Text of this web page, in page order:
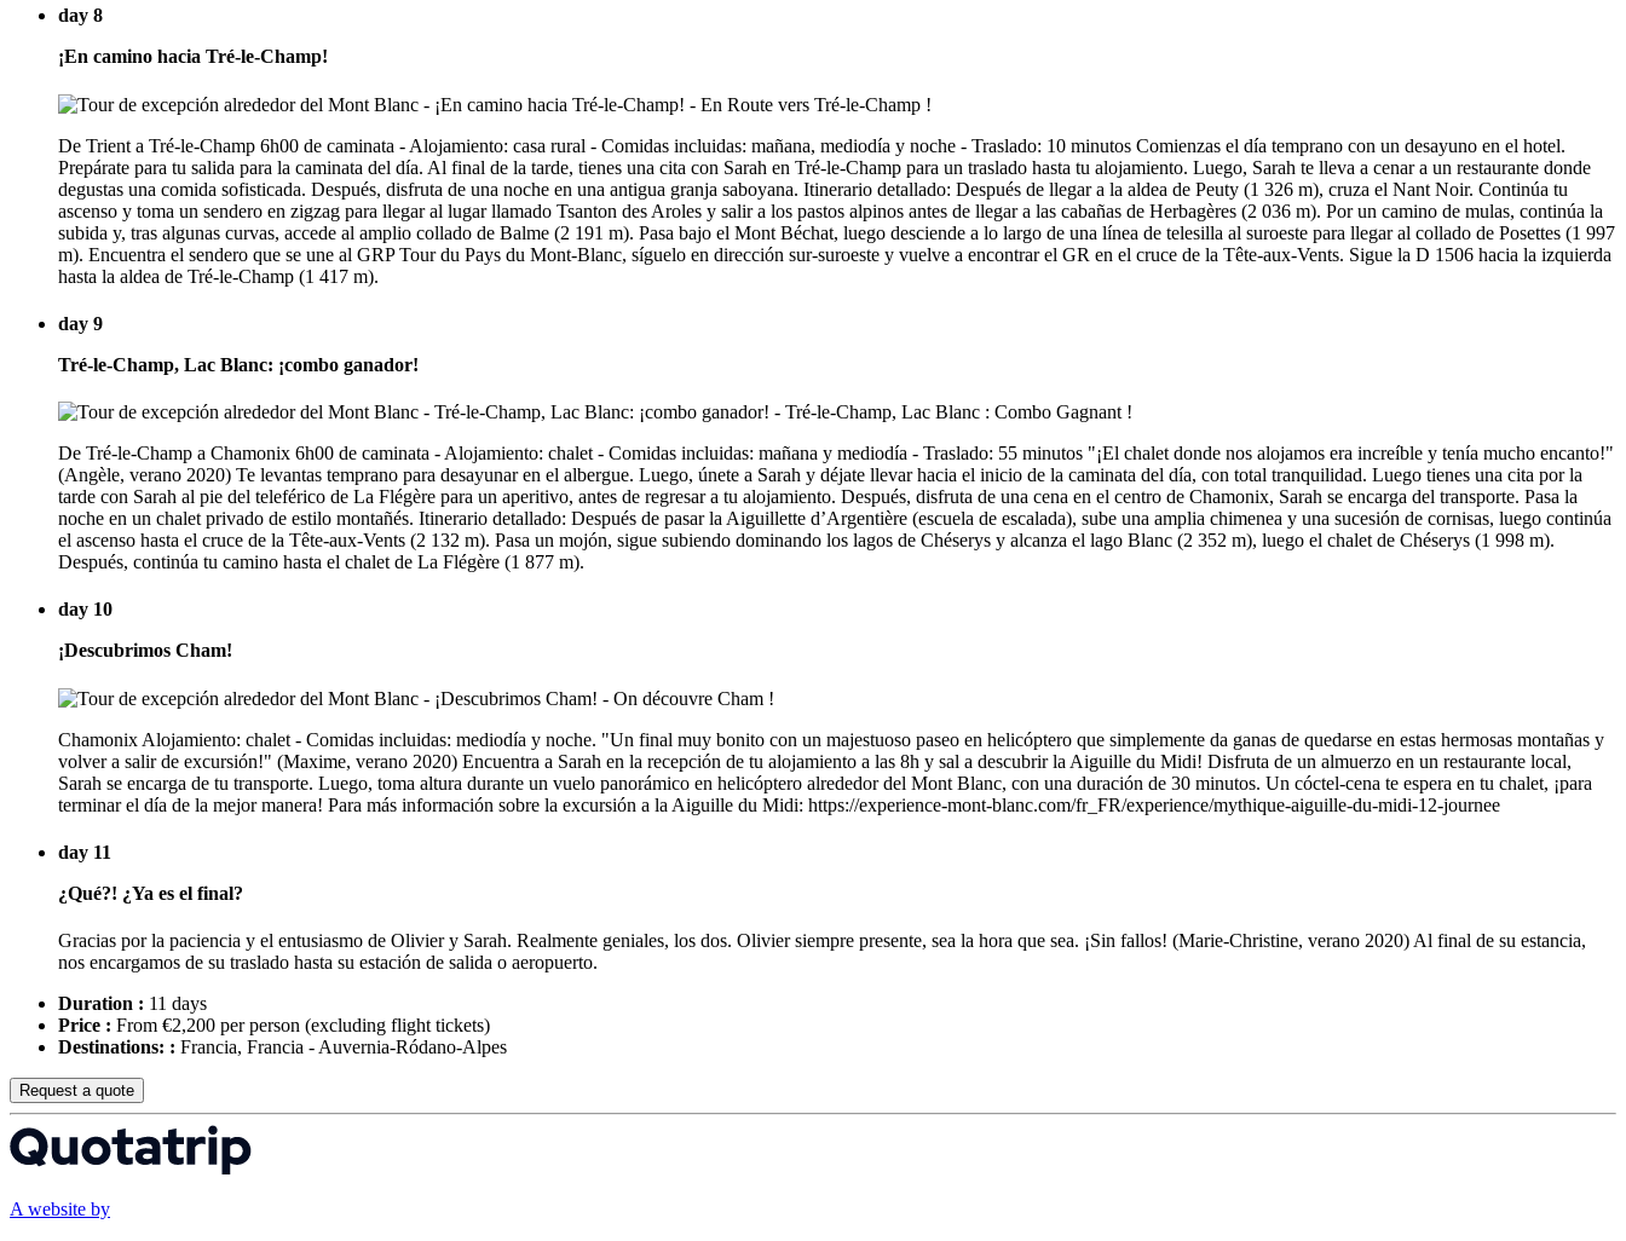
day 8
¡En camino hacia Tré-le-Champ!
De Trient a Tré-le-Champ 6h00 de caminata - Alojamiento: casa rural - Comidas incluidas: mañana, mediodía y noche - Traslado: 10 minutos Comienzas el día temprano con un desayuno en el hotel.
Prepárate para tu salida para la caminata del día. Al final de la tarde, tienes una cita con Sarah en Tré-le-Champ para un traslado hasta tu alojamiento. Luego, Sarah te lleva a cenar a un restaurante donde
degustas una comida sofisticada. Después, disfruta de una noche en una antigua granja saboyana. Itinerario detallado: Después de llegar a la aldea de Peuty (1 326 m), cruza el Nant Noir. Continúa tu
ascenso y toma un sendero en zigzag para llegar al lugar llamado Tsanton des Aroles y salir a los pastos alpinos antes de llegar a las cabañas de Herbagères (2 036 m). Por un camino de mulas, continúa la
subida y, tras algunas curvas, accede al amplio collado de Balme (2 191 m). Pasa bajo el Mont Béchat, luego desciende a lo largo de una línea de telesilla al suroeste para llegar al collado de Posettes (1 997
m). Encuentra el sendero que se une al GRP Tour du Pays du Mont-Blanc, síguelo en dirección sur-suroeste y vuelve a encontrar el GR en el cruce de la Tête-aux-Vents. Sigue la D 1506 hacia la izquierda
hasta la aldea de Tré-le-Champ (1 417 m).
day 9
Tré-le-Champ, Lac Blanc: ¡combo ganador!
De Tré-le-Champ a Chamonix 6h00 de caminata - Alojamiento: chalet - Comidas incluidas: mañana y mediodía - Traslado: 55 minutos "¡El chalet donde nos alojamos era increíble y tenía mucho encanto!"
(Angèle, verano 2020) Te levantas temprano para desayunar en el albergue. Luego, únete a Sarah y déjate llevar hacia el inicio de la caminata del día, con total tranquilidad. Luego tienes una cita por la
tarde con Sarah al pie del teleférico de La Flégère para un aperitivo, antes de regresar a tu alojamiento. Después, disfruta de una cena en el centro de Chamonix, Sarah se encarga del transporte. Pasa la
noche en un chalet privado de estilo montañés. Itinerario detallado: Después de pasar la Aiguillette d’Argentière (escuela de escalada), sube una amplia chimenea y una sucesión de cornisas, luego continúa
el ascenso hasta el cruce de la Tête-aux-Vents (2 132 m). Pasa un mojón, sigue subiendo dominando los lagos de Chéserys y alcanza el lago Blanc (2 352 m), luego el chalet de Chéserys (1 998 m).
Después, continúa tu camino hasta el chalet de La Flégère (1 877 m).
day 10
¡Descubrimos Cham!
Chamonix Alojamiento: chalet - Comidas incluidas: mediodía y noche. "Un final muy bonito con un majestuoso paseo en helicóptero que simplemente da ganas de quedarse en estas hermosas montañas y
volver a salir de excursión!" (Maxime, verano 2020) Encuentra a Sarah en la recepción de tu alojamiento a las 8h y sal a descubrir la Aiguille du Midi! Disfruta de un almuerzo en un restaurante local,
Sarah se encarga de tu transporte. Luego, toma altura durante un vuelo panorámico en helicóptero alrededor del Mont Blanc, con una duración de 30 minutos. Un cóctel-cena te espera en tu chalet, ¡para
terminar el día de la mejor manera! Para más información sobre la excursión a la Aiguille du Midi: https://experience-mont-blanc.com/fr_FR/experience/mythique-aiguille-du-midi-12-journee
day 11
¿Qué?! ¿Ya es el final?
Gracias por la paciencia y el entusiasmo de Olivier y Sarah. Realmente geniales, los dos. Olivier siempre presente, sea la hora que sea. ¡Sin fallos! (Marie-Christine, verano 2020) Al final de su estancia,
nos encargamos de su traslado hasta su estación de salida o aeropuerto.
Duration : 11 days
Price : From €2,200 per person (excluding flight tickets)
Destinations: : Francia, Francia - Auvernia-Ródano-Alpes
Request a quote
A website by